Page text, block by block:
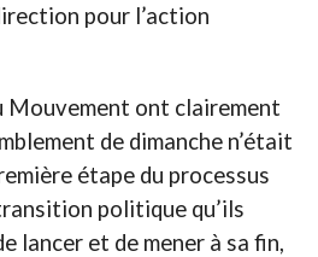
pour l’action
Mouvement ont clairement
de dimanche n’était
étape du processus
politique qu’ils
lancer et de mener à sa fin,